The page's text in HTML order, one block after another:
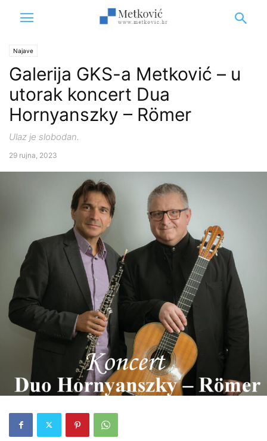
Najave
Galerija GKS-a Metković – u
utorak koncert Dua
Hornyanszky – Römer
Ulaz je slobodan.
29 rujna, 2023